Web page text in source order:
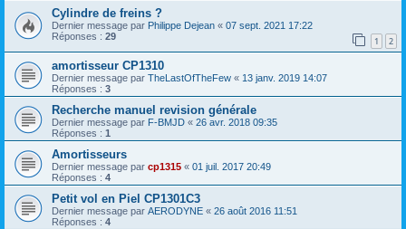
Cylindre de freins ?
Dernier message par Philippe Dejean « 07 sept. 2021 17:22
Réponses : 29 1 2
amortisseur CP1310
Dernier message par TheLastOfTheFew « 13 janv. 2019 14:07
Réponses : 3
Recherche manuel revision générale
Dernier message par F-BMJD « 26 avr. 2018 09:35
Réponses : 1
Amortisseurs
Dernier message par cp1315 « 01 juil. 2017 20:49
Réponses : 4
Petit vol en Piel CP1301C3
Dernier message par AERODYNE « 26 août 2016 11:51
Réponses : 4